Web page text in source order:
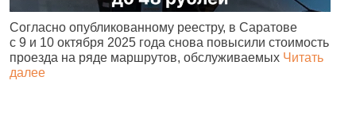
Согласно опубликованному реестру, в Саратове
с 9 и 10 октября 2025 года снова повысили стоимость
проезда на ряде маршрутов, обслуживаемых Читать
далее